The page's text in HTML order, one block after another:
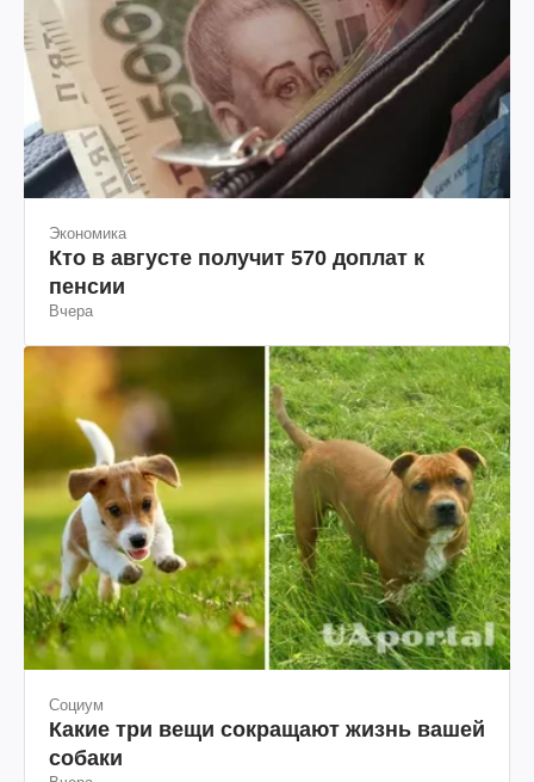
Экономика
Кто в августе получит 570 доплат к
пенсии
Вчера
Социум
Какие три вещи сокращают жизнь вашей
собаки